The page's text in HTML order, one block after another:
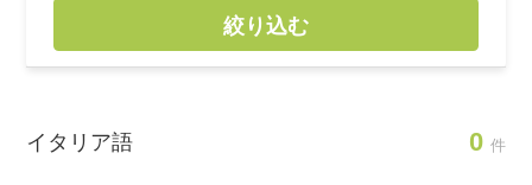
絞り込む
イタリア語 0 件